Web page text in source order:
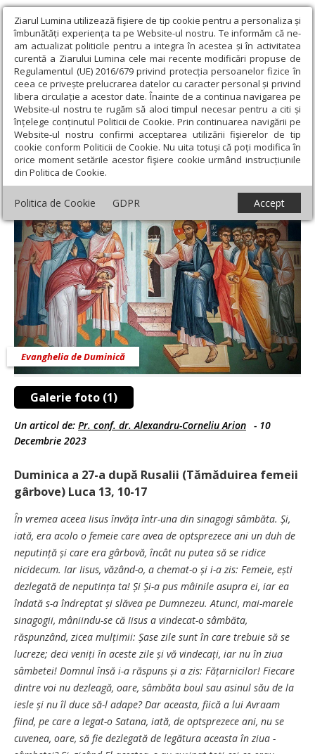
Ziarul Lumina utilizează fişiere de tip cookie pentru a personaliza și
îmbunătăți experiența ta pe Website-ul nostru. Te informăm că ne-
am actualizat politicile pentru a integra în acestea și în activitatea
curentă a Ziarului Lumina cele mai recente modificări propuse de
Regulamentul (UE) 2016/679 privind protecția persoanelor fizice în
ceea ce privește prelucrarea datelor cu caracter personal și privind
libera circulație a acestor date. Înainte de a continua navigarea pe
Website-ul nostru te rugăm să aloci timpul necesar pentru a citi și
înțelege conținutul Politicii de Cookie. Prin continuarea navigării pe
Website-ul nostru confirmi acceptarea utilizării fişierelor de tip
cookie conform Politicii de Cookie. Nu uita totuși că poți modifica în
orice moment setările acestor fişiere cookie urmând instrucțiunile
din Politica de Cookie.
Politica de Cookie GDPR Accept
Ziarul Lumina › Teologie și spiritualitate ›
Evanghelia de
Duminică › Când omul nu ştie şi nu-şi ştie ignoranţa!
Când omul nu ştie şi nu-şi ştie ignoranţa!
Galerie foto (1)
Evanghelia de Duminică
Un articol de: Pr. conf. dr. Alexandru-Corneliu Arion - 10
Decembrie 2023
Duminica a 27-a după Rusalii (Tămăduirea femeii
gârbove) Luca 13, 10-17
În vremea aceea Iisus învăța într-una din sinagogi sâmbăta. Și,
iată, era acolo o femeie care avea de optsprezece ani un duh de
neputință și care era gârbovă, încât nu putea să se ridice
nicidecum. Iar Iisus, văzând-o, a chemat-o și i-a zis: Femeie, ești
dezlegată de neputința ta! Și Și-a pus mâinile asupra ei, iar ea
îndată s-a îndreptat și slăvea pe Dumnezeu. Atunci, mai-marele
sinagogii, mâniindu-se că Iisus a vindecat-o sâmbăta,
răspunzând, zicea mulțimii: Șase zile sunt în care trebuie să se
lucreze; deci veniți în aceste zile și vă vindecați, iar nu în ziua
sâmbetei! Domnul însă i-a răspuns și a zis: Fățarnicilor! Fiecare
dintre voi nu dezleagă, oare, sâmbăta boul sau asinul său de la
iesle și nu îl duce să-l adape? Dar aceasta, fiică a lui Avraam
fiind, pe care a legat-o Satana, iată, de optsprezece ani, nu se
cuvenea, oare, să fie dezlegată de legătura aceasta în ziua ­